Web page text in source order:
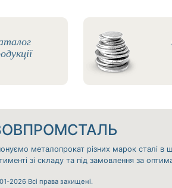
металопрокат різних марок сталі в
зі складу та під замовлення за
2026 Всі права захищені.